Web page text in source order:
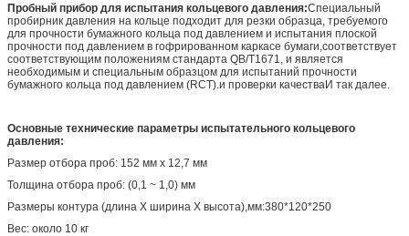
Пробный прибор для испытания кольцевого давления:Специальный
пробирник давления на кольце подходит для резки образца, требуемого
для прочности бумажного кольца под давлением и испытания плоской
прочности под давлением в гофрированном каркасе бумаги,соответствует
соответствующим положениям стандарта QB/T1671, и является
необходимым и специальным образцом для испытаний прочности
бумажного кольца под давлением (RCT).и проверки качестваИ так далее.
Основные технические параметры испытательного кольцевого
давления:
Размер отбора проб: 152 мм х 12,7 мм
Толщина отбора проб: (0,1 ~ 1,0) мм
Размеры контура (длина X ширина X высота),мм:380*120*250
Вес: около 10 кг